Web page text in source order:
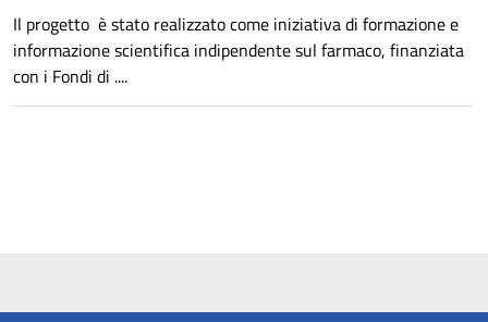
Il progetto è stato realizzato come iniziativa di formazione e
informazione scientifica indipendente sul farmaco, finanziata
con i Fondi di ....